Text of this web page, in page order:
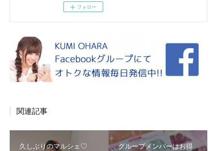
フォロー
関連記事
久しぶりのマルシェ♡
グループメンバーはお得